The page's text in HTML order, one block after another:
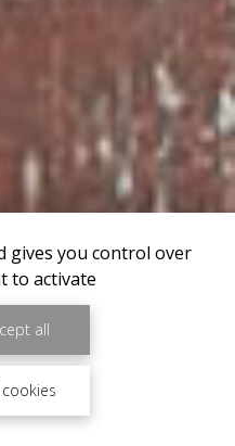
gives you control over
to activate
all